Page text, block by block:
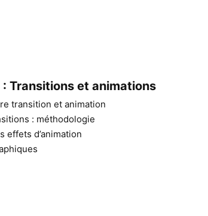
Transitions et animations
transition et animation
: méthodologie
effets d’animation